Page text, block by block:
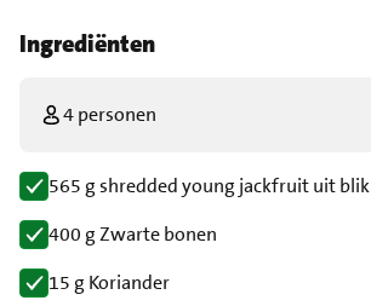
Ingrediënten
4 personen
565 g shredded young jackfruit uit blik
400 g Zwarte bonen
15 g Koriander